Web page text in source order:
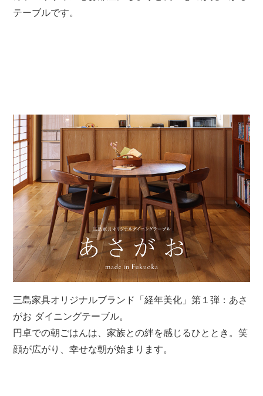
テーブルです。
三島家具オリジナルブランド「経年美化」第１弾：あさ
がお ダイニングテーブル。
円卓での朝ごはんは、家族との絆を感じるひととき。笑
顔が広がり、幸せな朝が始まります。